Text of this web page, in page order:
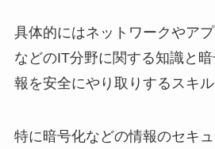
具体的にはネットワークやア
などのIT分野に関する知識と
報を安全にやり取りするスキル
特に暗号化などの情報のセキ